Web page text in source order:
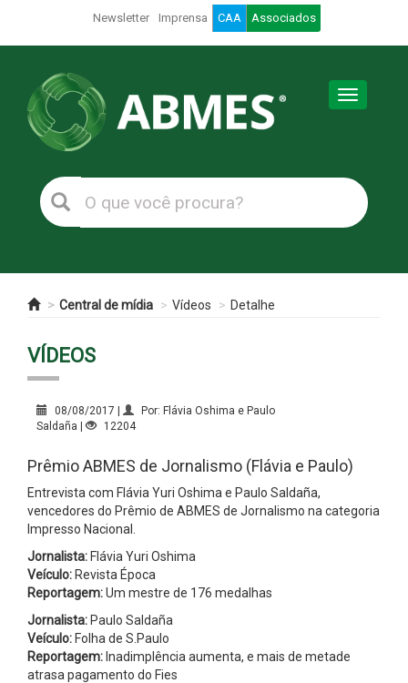
Newsletter Imprensa CAA Associados
Toggle
Central de mídia Vídeos Detalhe
VÍDEOS
08/08/2017 |
Por: Flávia Oshima e Paulo
Saldaña |
12204
Prêmio ABMES de Jornalismo (Flávia e Paulo)
Entrevista com Flávia Yuri Oshima e Paulo Saldaña,
vencedores do Prêmio de ABMES de Jornalismo na categoria
Impresso Nacional.
Jornalista: Flávia Yuri Oshima
Veículo: Revista Época
Reportagem:Um mestre de 176 medalhas
Jornalista: Paulo Saldaña
Veículo: Folha de S.Paulo
Reportagem: Inadimplência aumenta, e mais de metade
atrasa pagamento do Fies